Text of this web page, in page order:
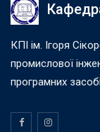
КПІ ім. Ігоря
промислової
програмних